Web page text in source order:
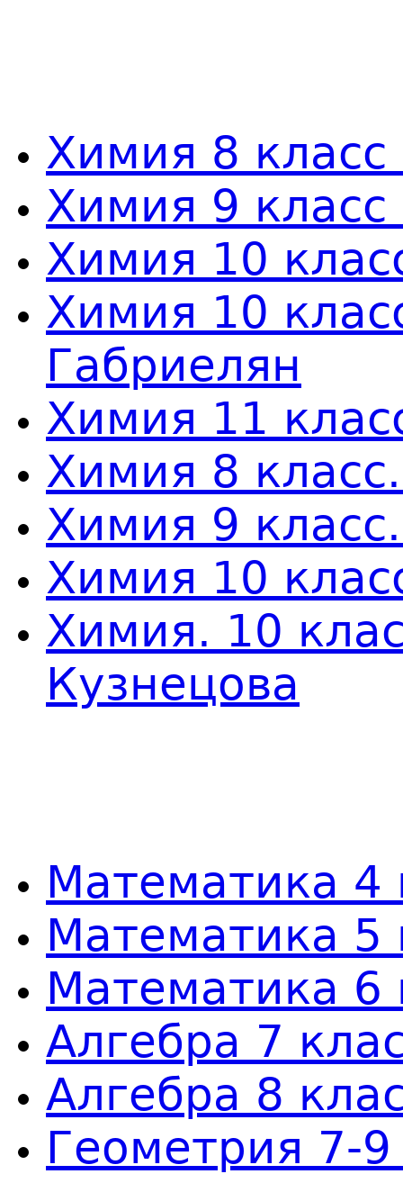
Химия 8
Химия 9
Химия 10
Химия 10
Габриелян
Химия 11
Химия 8
Химия 9
Химия 10
Химия. 10
Кузнецова
Математика 4
Математика 5
Математика 6
Алгебра 7
Алгебра 8
Геометрия 7-